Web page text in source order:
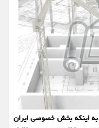
به اینكه بخش خصوصی ایران